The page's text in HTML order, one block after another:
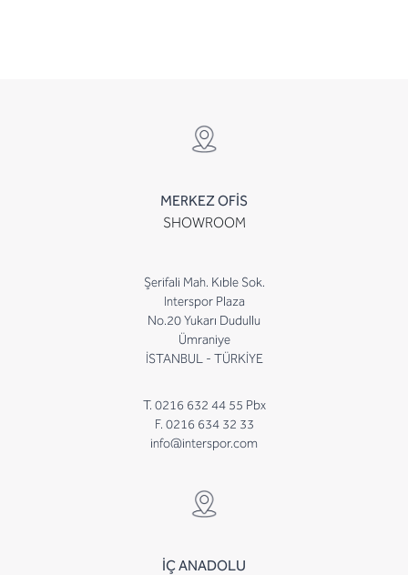
MERKEZ OFİS
SHOWROOM
Şerifali Mah. Kıble Sok.
Interspor Plaza
No.20 Yukarı Dudullu
Ümraniye
İSTANBUL - TÜRKİYE
T. 0216 632 44 55 Pbx
F. 0216 634 32 33
info@interspor.com
İÇ ANADOLU